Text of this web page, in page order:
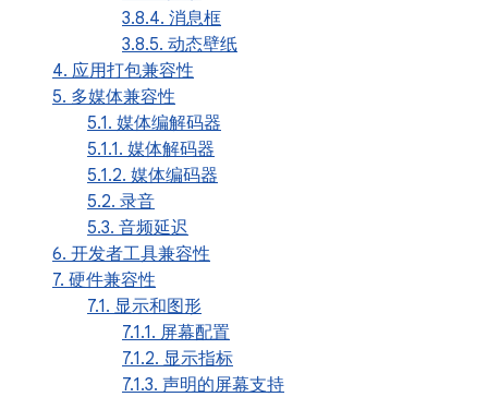
3.8.4. 消息框
3.8.5. 动态壁纸
4. 应用打包兼容性
5. 多媒体兼容性
5.1. 媒体编解码器
5.1.1. 媒体解码器
5.1.2. 媒体编码器
5.2. 录音
5.3. 音频延迟
6. 开发者工具兼容性
7. 硬件兼容性
7.1. 显示和图形
7.1.1. 屏幕配置
7.1.2. 显示指标
7.1.3. 声明的屏幕支持